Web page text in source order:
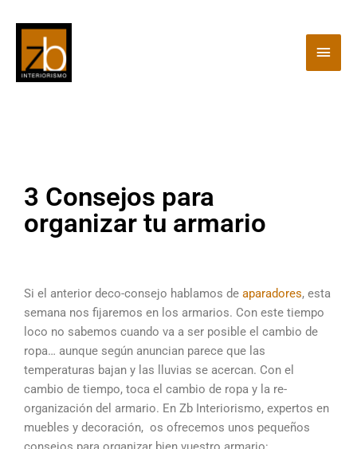
contenido
3 Consejos para
organizar tu armario
Si el anterior deco-consejo hablamos de aparadores, esta
semana nos fijaremos en los armarios. Con este tiempo
loco no sabemos cuando va a ser posible el cambio de
ropa… aunque según anuncian parece que las
temperaturas bajan y las lluvias se acercan. Con el
cambio de tiempo, toca el cambio de ropa y la re-
organización del armario. En Zb Interiorismo, expertos en
muebles y decoración, os ofrecemos unos pequeños